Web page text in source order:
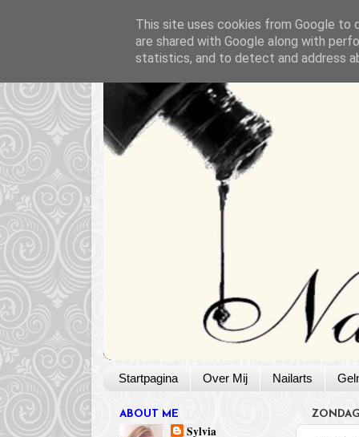
Startpagina Over Mij Nailarts
ABOUT ME
Sylvia
This site uses cookies from Google to
are shared with Google along with
statistics, and to detect and address